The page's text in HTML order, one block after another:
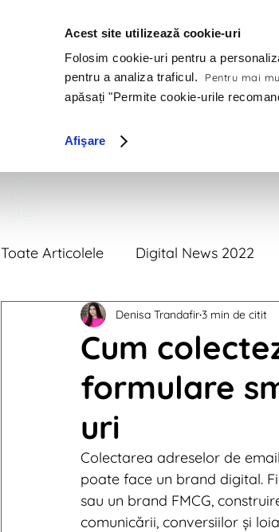
Acest site utilizează cookie-uri
Folosim cookie-uri pentru a
pentru a analiza traficul.
Pentru mai
apăsați "Permite cookie-urile
Afişare
Toate Articolele Digital News 2022
Digital News 2018 Digital News
Digital News 2014 Digital News
Digital News 2010
Cum
formulare
uri
Denisa Trandafir3 min de citit
Colectarea adreselor de
poate face un brand digital.
sau un brand FMCG,
comunicării, conversiilor și